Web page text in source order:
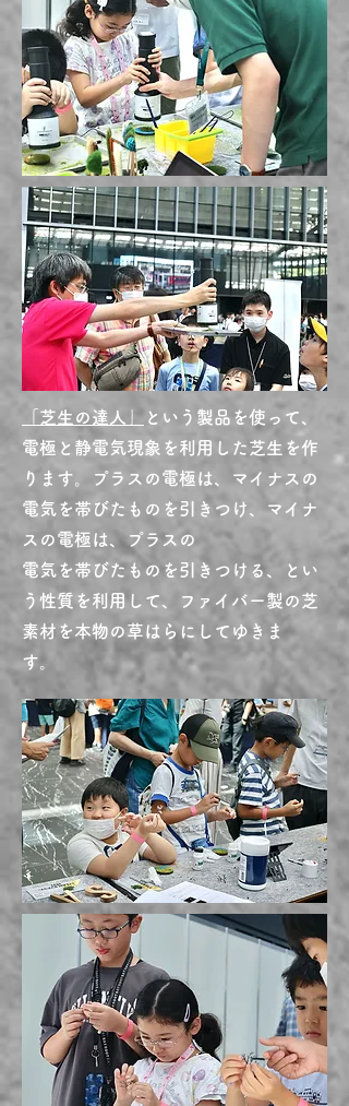
「芝生の達人」 という製品を使って、
電極と静電気現象を利用した芝生を作
ります。
プラスの電極は、マイナスの
電気を帯びたものを引きつけ、マイナ
スの電極は、プラスの
電気を帯びたものを引きつける、とい
う性質を利用して、ファイバー製の芝
素材を本物の草はらにしてゆきま
す。